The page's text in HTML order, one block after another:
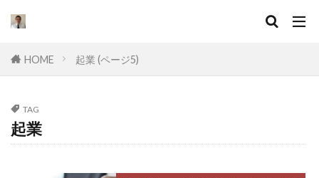
HOME 起業 (ページ5)
TAG
起業
カテゴリー
タグ